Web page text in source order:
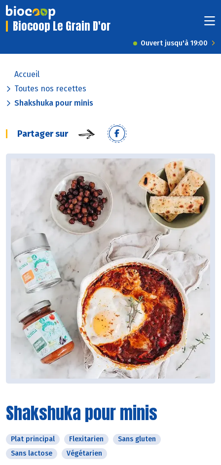
Biocoop Le Grain D'or
Ouvert jusqu'à 19:00
Accueil
Toutes nos recettes
Shakshuka pour minis
Partager sur
Shakshuka pour minis
Plat principal Flexitarien
Sans gluten
Sans lactose
Végétarien